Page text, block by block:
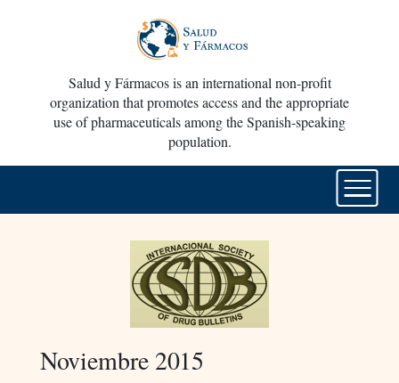
Salud y Fármacos is an international non-profit
organization that promotes access and the appropriate
use of pharmaceuticals among the Spanish-speaking
population.
Noviembre 2015